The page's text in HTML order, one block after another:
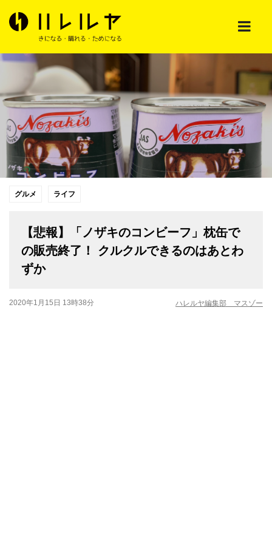
グルメ ライフ
【悲報】「ノザキのコンビーフ」枕缶で
の販売終了！ クルクルできるのはあとわ
ずか
2020年1月15日 13時38分 ハレルヤ編集部 マスゾー